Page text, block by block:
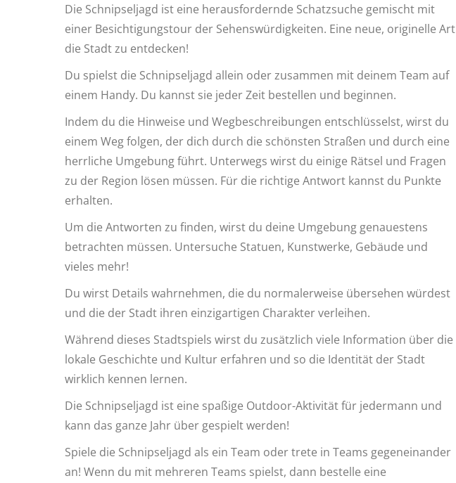
Die Schnipseljagd ist eine herausfordernde Schatzsuche gemischt mit
einer Besichtigungstour der Sehenswürdigkeiten. Eine neue, originelle Art
die Stadt zu entdecken!
Du spielst die Schnipseljagd allein oder zusammen mit deinem Team auf
einem Handy. Du kannst sie jeder Zeit bestellen und beginnen.
Indem du die Hinweise und Wegbeschreibungen entschlüsselst, wirst du
einem Weg folgen, der dich durch die schönsten Straßen und durch eine
herrliche Umgebung führt. Unterwegs wirst du einige Rätsel und Fragen
zu der Region lösen müssen. Für die richtige Antwort kannst du Punkte
erhalten.
Um die Antworten zu finden, wirst du deine Umgebung genauestens
betrachten müssen. Untersuche Statuen, Kunstwerke, Gebäude und
vieles mehr!
Du wirst Details wahrnehmen, die du normalerweise übersehen würdest
und die der Stadt ihren einzigartigen Charakter verleihen.
Während dieses Stadtspiels wirst du zusätzlich viele Information über die
lokale Geschichte und Kultur erfahren und so die Identität der Stadt
wirklich kennen lernen.
Die Schnipseljagd ist eine spaßige Outdoor-Aktivität für jedermann und
kann das ganze Jahr über gespielt werden!
Spiele die Schnipseljagd als ein Team oder trete in Teams gegeneinander
an! Wenn du mit mehreren Teams spielst, dann bestelle eine